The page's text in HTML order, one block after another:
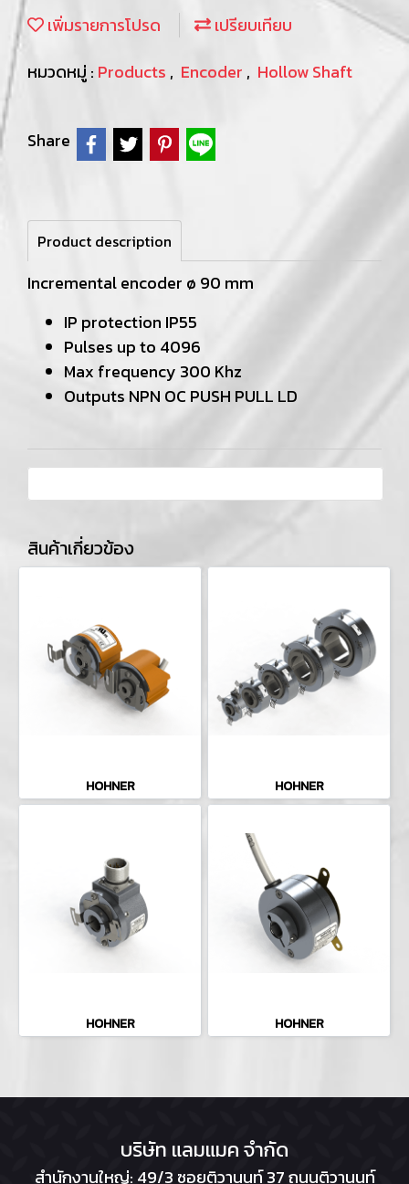
เพิ่มรายการโปรด
เปรียบเทียบ
หมวดหมู่ : Products , Encoder , Hollow Shaft
Share
Product description
Incremental encoder ø 90 mm
IP protection IP55
Pulses up to 4096
Max frequency 300 Khz
Outputs NPN OC PUSH PULL LD
สินค้าเกี่ยวข้อง
HOHNER HOHNER
HOHNER HOHNER
บริษัท แลมแมค จำกัด
สำนักงานใหญ่: 49/3 ซอยติวานนท์ 37 ถนนติวานนท์